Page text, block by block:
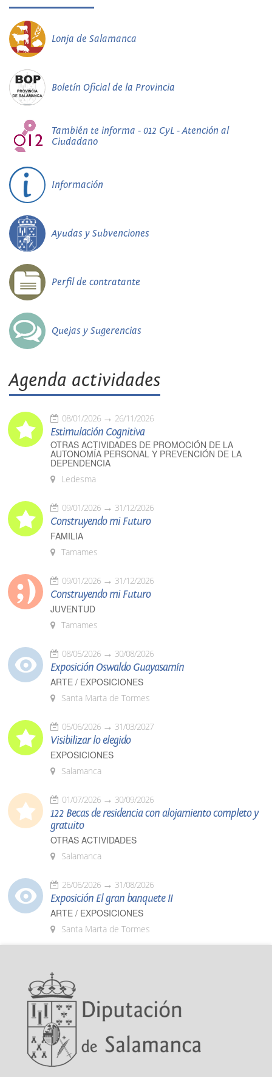
Lonja de Salamanca
Boletín Oficial de la Provincia
También te informa - 012 CyL - Atención al
Ciudadano
Información
Ayudas y Subvenciones
Perfil de contratante
Quejas y Sugerencias
Agenda actividades
08/01/2026 26/11/2026
Estimulación Cognitiva
OTRAS ACTIVIDADES DE PROMOCIÓN DE LA
AUTONOMÍA PERSONAL Y PREVENCIÓN DE LA
DEPENDENCIA
Ledesma
09/01/2026 31/12/2026
Construyendo mi Futuro
FAMILIA
Tamames
09/01/2026 31/12/2026
Construyendo mi Futuro
JUVENTUD
Tamames
08/05/2026 30/08/2026
Exposición Oswaldo Guayasamín
ARTE / EXPOSICIONES
Santa Marta de Tormes
05/06/2026 31/03/2027
Visibilizar lo elegido
EXPOSICIONES
Salamanca
01/07/2026 30/09/2026
122 Becas de residencia con alojamiento completo y
gratuito
OTRAS ACTIVIDADES
Salamanca
26/06/2026 31/08/2026
Exposición El gran banquete II
ARTE / EXPOSICIONES
Santa Marta de Tormes